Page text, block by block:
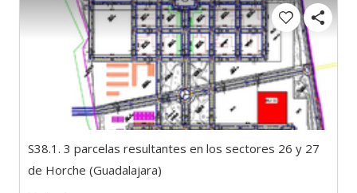
S38.1. 3 parcelas resultantes en los sectores 26 y 27
de Horche (Guadalajara)